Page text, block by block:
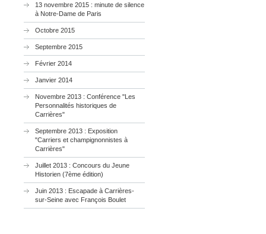
13 novembre 2015 : minute de silence
à Notre-Dame de Paris
Octobre 2015
Septembre 2015
Février 2014
Janvier 2014
Novembre 2013 : Conférence "Les
Personnalités historiques de
Carrières"
Septembre 2013 : Exposition
"Carriers et champignonnistes à
Carrières"
Juillet 2013 : Concours du Jeune
Historien (7ème édition)
Juin 2013 : Escapade à Carrières-
sur-Seine avec François Boulet